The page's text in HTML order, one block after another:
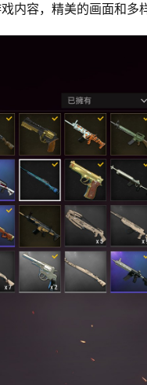
内容，精美的画面和多